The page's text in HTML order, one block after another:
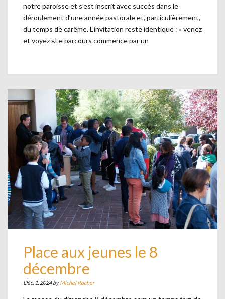
notre paroisse et s’est inscrit avec succès dans le
déroulement d’une année pastorale et, particulièrement,
du temps de carême. L’invitation reste identique : « venez
et voyez ».Le parcours commence par un
Place aux jeunes le 8
décembre
Déc. 1, 2024 byMichel Rocher